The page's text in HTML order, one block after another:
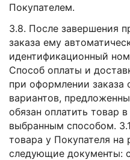
Покупателем.
3.8. После завершения
заказа ему
идентификационный
Способ оплаты и
при оформлении заказа
вариантов,
обязан оплатить товар
выбранным способом.
товара у Покупателя на
следующие документы: